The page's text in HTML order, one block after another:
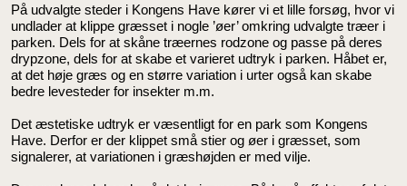
På udvalgte steder i Kongens Have kører vi et lille forsøg, hvor vi
undlader at klippe græsset i nogle ’øer’ omkring udvalgte træer i
parken. Dels for at skåne træernes rodzone og passe på deres
drypzone, dels for at skabe et varieret udtryk i parken. Håbet er,
at det høje græs og en større variation i urter også kan skabe
bedre levesteder for insekter m.m.
Det æstetiske udtryk er væsentligt for en park som Kongens
Have. Derfor er der klippet små stier og øer i græsset, som
signalerer, at variationen i græshøjden er med vilje.